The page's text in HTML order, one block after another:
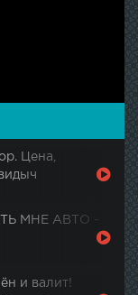
Цена,
МНЕ АВТО -
и валит!